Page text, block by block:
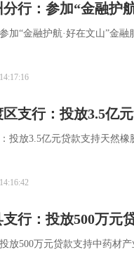
行：参加“金融护
加“金融护航·好在文山”金融
支行：投放3.5亿
投放3.5亿元贷款支持天然橡
行：投放500万元
放500万元贷款支持中药材